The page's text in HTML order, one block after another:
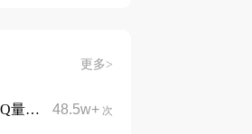
更多>
48.5w+ 次
题